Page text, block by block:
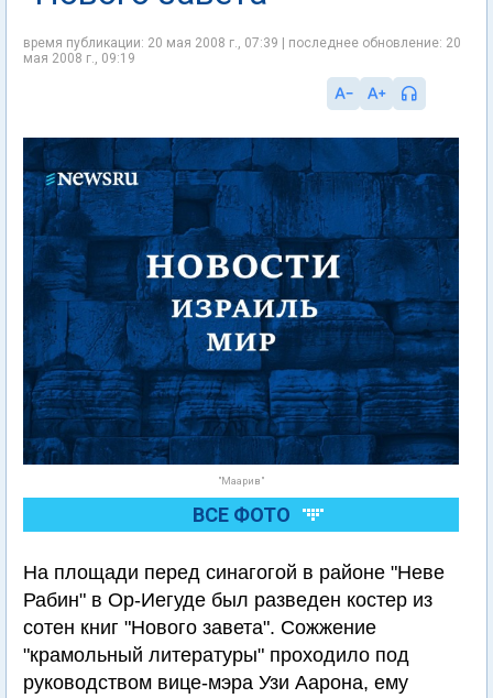
время публикации: 20 мая 2008 г., 07:39 | последнее обновление: 20
мая 2008 г., 09:19
"Маарив"
ВСЕ ФОТО
На площади перед синагогой в районе "Неве
Рабин" в Ор-Иегуде был разведен костер из
сотен книг "Нового завета". Сожжение
"крамольный литературы" проходило под
руководством вице-мэра Узи Аарона, ему